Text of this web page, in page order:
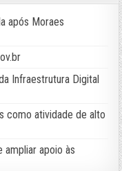
após Moraes
Infraestrutura Digital
como atividade de alto
ampliar apoio às